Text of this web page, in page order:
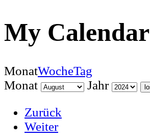
My Calendar
MonatWocheTag
Monat
Jahr
Zurück
Weiter